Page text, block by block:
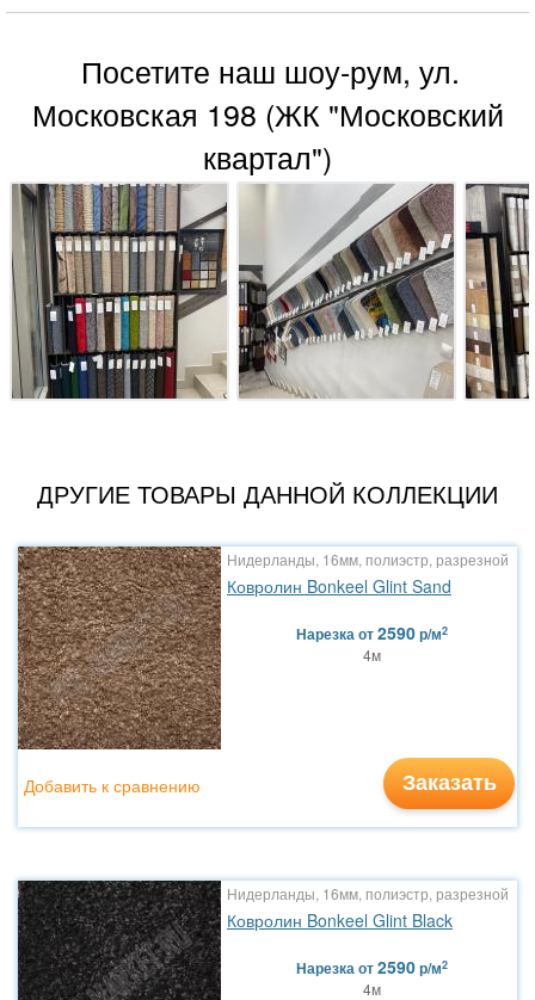
Посетите наш шоу-рум, ул.
Московская 198 (ЖК "Московский
квартал")
ДРУГИЕ ТОВАРЫ ДАННОЙ КОЛЛЕКЦИИ
Нидерланды, 16мм, полиэстр, разрезной
Ковролин Bonkeel Glint Sand
Нарезкаот2590р/м2
4м
Заказать
Добавить к сравнению
Нидерланды, 16мм, полиэстр, разрезной
Ковролин Bonkeel Glint Black
Нарезкаот2590р/м2
4м